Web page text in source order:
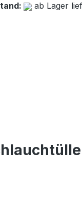
ab Lager